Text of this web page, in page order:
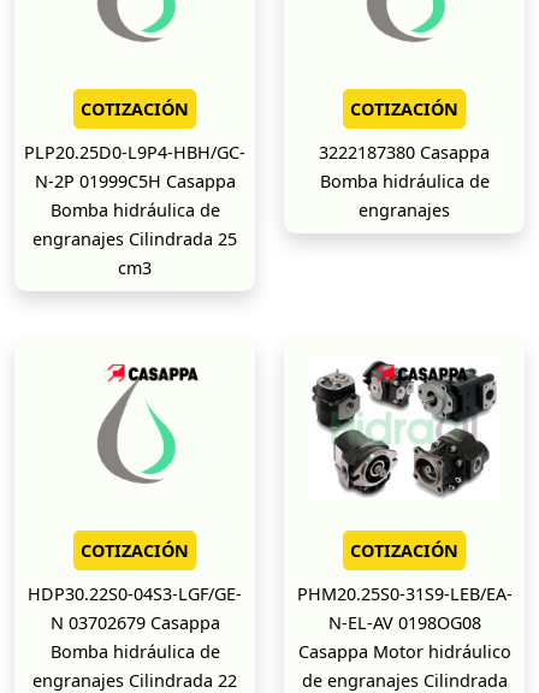
COTIZACIÓN
PLP20.25D0-L9P4-HBH/GC-
N-2P 01999C5H Casappa
Bomba hidráulica de
engranajes Cilindrada 25
cm3
COTIZACIÓN
3222187380 Casappa
Bomba hidráulica de
engranajes
COTIZACIÓN
HDP30.22S0-04S3-LGF/GE-
N 03702679 Casappa
Bomba hidráulica de
engranajes Cilindrada 22
COTIZACIÓN
PHM20.25S0-31S9-LEB/EA-
N-EL-AV 0198OG08
Casappa Motor hidráulico
de engranajes Cilindrada